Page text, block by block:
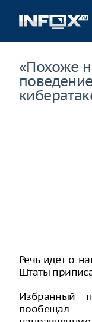
«Похоже
Речь идет о
Штаты
Избранный
пообещал